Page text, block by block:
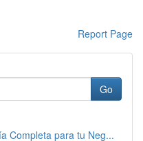
Report Page
Go
Completa para tu Neg...